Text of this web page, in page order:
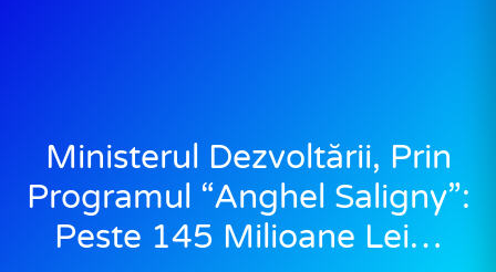
Ministerul Dezvoltării, Prin
Programul “Anghel Saligny”:
Peste 145 Milioane Lei…